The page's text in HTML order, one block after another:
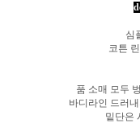
심
코튼
품 소매 모두
바디라인 드러
밑단은